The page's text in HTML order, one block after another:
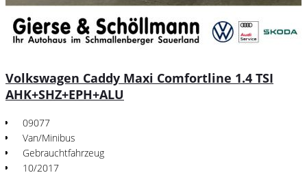
Volkswagen Caddy Maxi Comfortline 1.4 TSI
AHK+SHZ+EPH+ALU
09077
Van/Minibus
Gebrauchtfahrzeug
10/2017